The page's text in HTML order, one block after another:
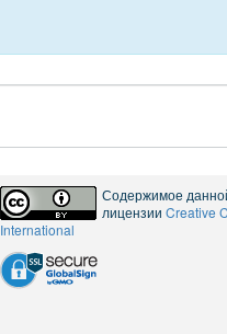
Содержимое
лицензии Creative
International